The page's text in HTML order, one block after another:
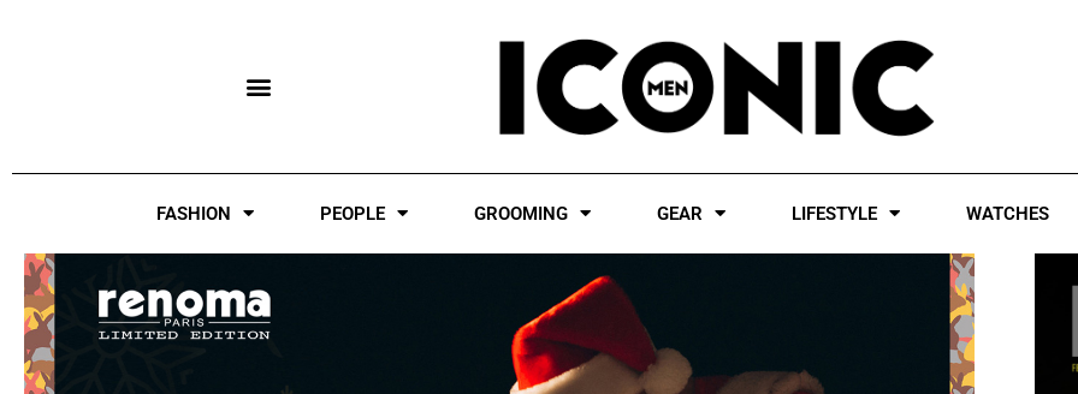
FASHION PEOPLE GROOMING GEAR LIFESTYLE WATCHES